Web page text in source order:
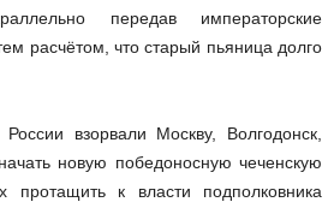
передав императорские
расчётом, что старый пьяница долго
взорвали Москву, Волгодонск,
новую победоносную чеченскую
к власти подполковника